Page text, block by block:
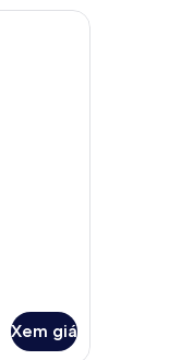
tại phòng, bàn, màn/
Xem giá